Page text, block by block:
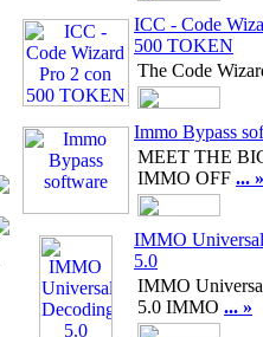
ICC - Code
500 TOKEN
The Code
Immo Bypass
MEET THE
IMMO OFF ... »
IMMO
5.0
IMMO
5.0 IMMO ... »